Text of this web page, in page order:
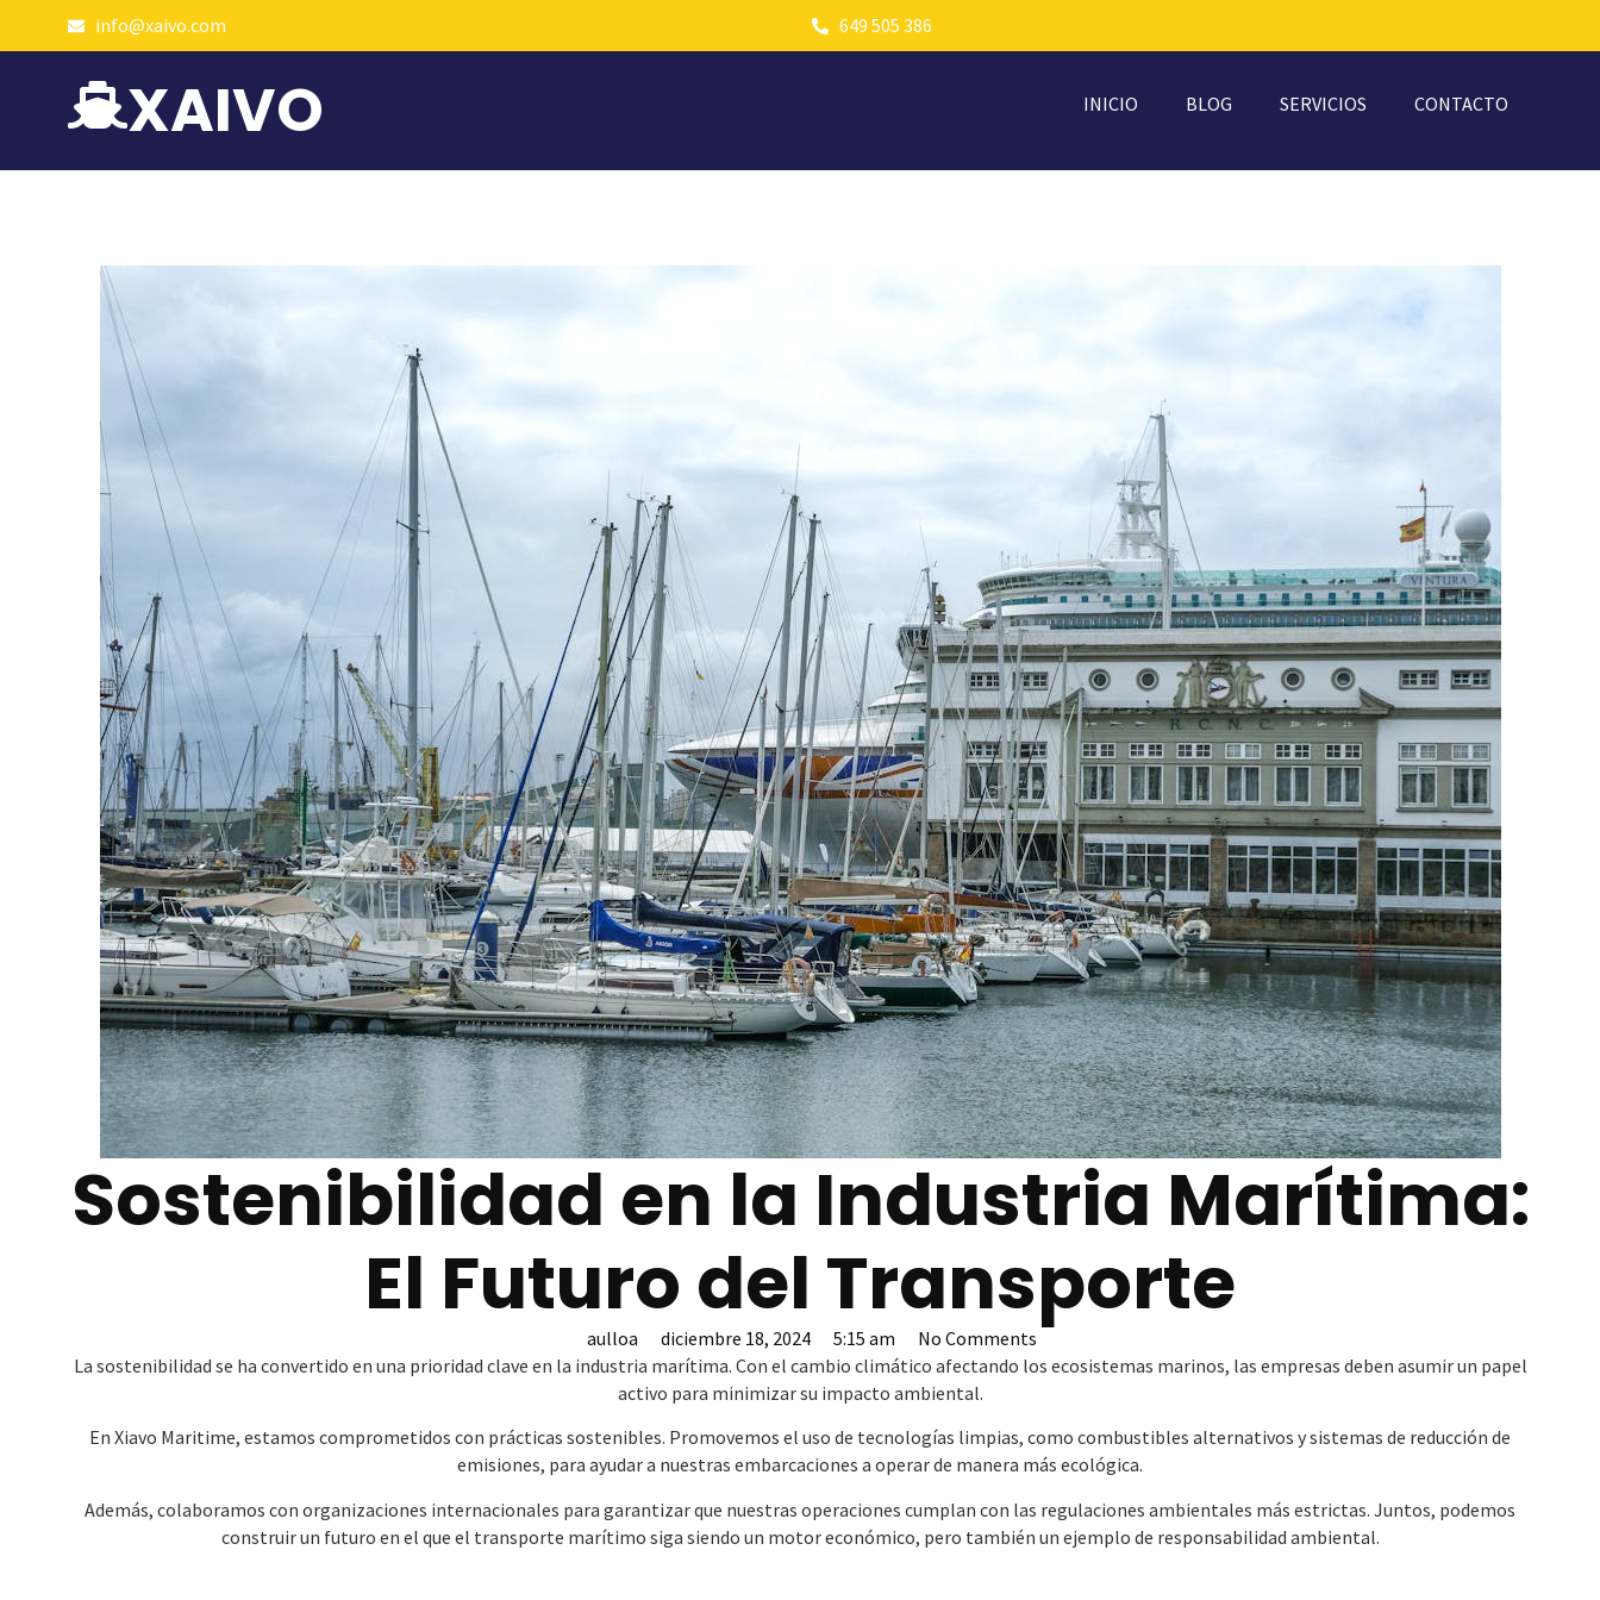
info@xaivo.com 649 505 386
XAIVO INICIO BLOG SERVICIOS CONTACTO
Sostenibilidad en la Industria Marítima:
El Futuro del Transporte
aulloa diciembre 18, 2024 5:15 am
No Comments
La sostenibilidad se ha convertido en una prioridad clave en la industria marítima. Con el cambio climático afectando los ecosistemas marinos, las empresas deben asumir un papel
activo para minimizar su impacto ambiental.
En Xiavo Maritime, estamos comprometidos con prácticas sostenibles. Promovemos el uso de tecnologías limpias, como combustibles alternativos y sistemas de reducción de
emisiones, para ayudar a nuestras embarcaciones a operar de manera más ecológica.
Además, colaboramos con organizaciones internacionales para garantizar que nuestras operaciones cumplan con las regulaciones ambientales más estrictas. Juntos, podemos
construir un futuro en el que el transporte marítimo siga siendo un motor económico, pero también un ejemplo de responsabilidad ambiental.